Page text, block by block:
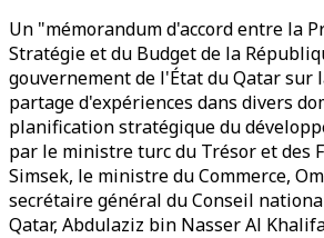
Un "mémorandum d'accord entre la
Stratégie et du Budget de la
gouvernement de l'État du Qatar sur
partage d'expériences dans divers
planification stratégique du
par le ministre turc du Trésor et des
Simsek, le ministre du Commerce,
secrétaire général du Conseil
Qatar, Abdulaziz bin Nasser Al